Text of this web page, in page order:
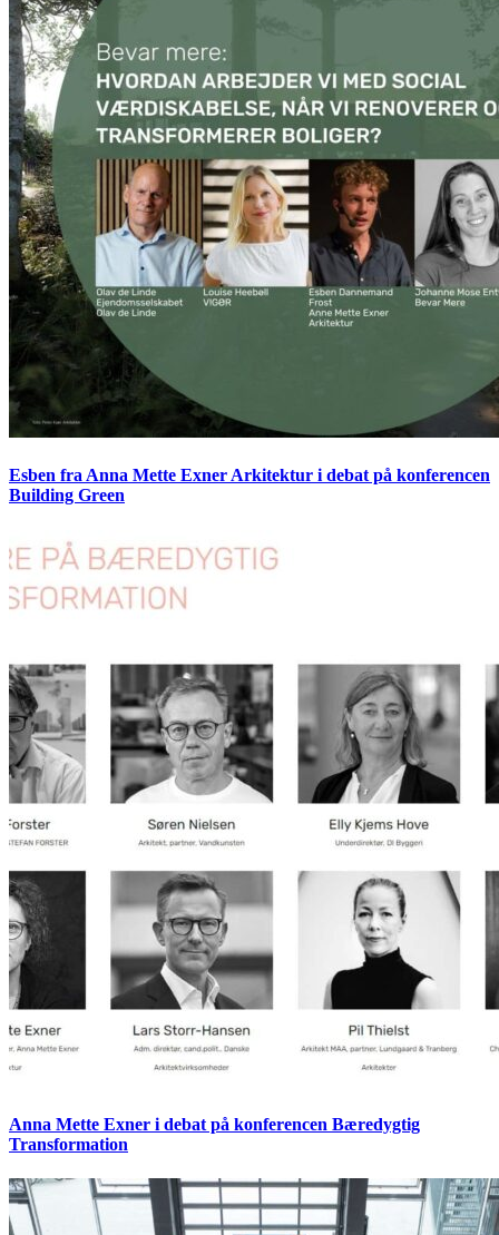
Esben fra Anna Mette Exner Arkitektur i debat på konferencen
Building Green
Anna Mette Exner i debat på konferencen Bæredygtig
Transformation